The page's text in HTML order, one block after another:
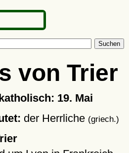
Suchen
von Trier
19. Mai
der Herrliche (griech.)